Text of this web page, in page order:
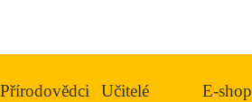
Přírodovědci Učitelé E-shop